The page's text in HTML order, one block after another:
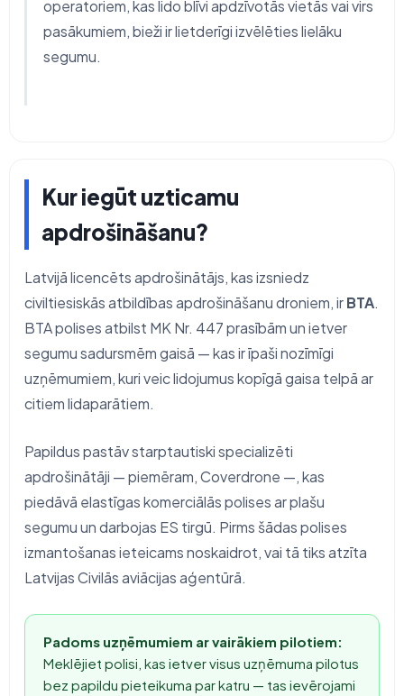
operatoriem, kas lido blīvi apdzīvotās vietās vai virs
pasākumiem, bieži ir lietderīgi izvēlēties lielāku
segumu.
Kur iegūt uzticamu
apdrošināšanu?
Latvijā licencēts apdrošinātājs, kas izsniedz
civiltiesiskās atbildības apdrošināšanu droniem, irBTA.
BTA polises atbilst MK Nr. 447 prasībām un ietver
segumu sadursmēm gaisā — kas ir īpaši nozīmīgi
uzņēmumiem, kuri veic lidojumus kopīgā gaisa telpā ar
citiem lidaparātiem.
Papildus pastāv starptautiski specializēti
apdrošinātāji — piemēram, Coverdrone —, kas
piedāvā elastīgas komerciālās polises ar plašu
segumu un darbojas ES tirgū. Pirms šādas polises
izmantošanas ieteicams noskaidrot, vai tā tiks atzīta
Latvijas Civilās aviācijas aģentūrā.
Padoms uzņēmumiem ar vairākiem pilotiem:
Meklējiet polisi, kas ietver visus uzņēmuma pilotus
bez papildu pieteikuma par katru — tas ievērojami